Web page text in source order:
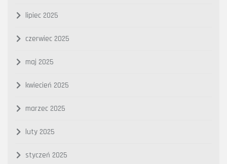
lipiec 2025
czerwiec 2025
maj 2025
kwiecień 2025
marzec 2025
luty 2025
styczeń 2025